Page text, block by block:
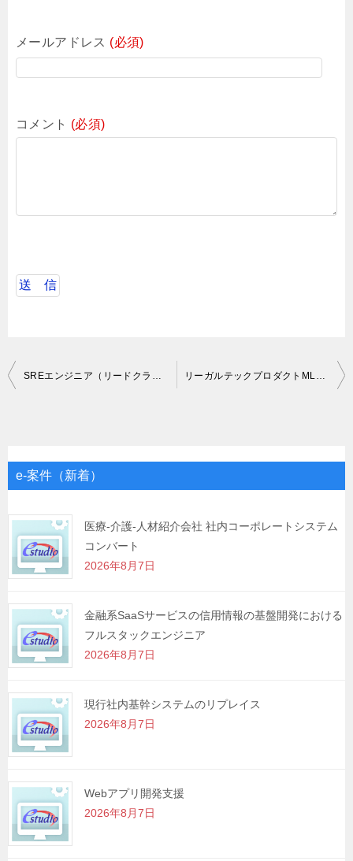
メールアドレス (必須)
コメント (必須)
投
ゲ
シ
ョ
ン
SREエンジニア（リードクラス） リーガルテックプロダクトMLエンジニア募集
e-案件（新着）
医療-介護-人材紹介会社 社内コーポレートシステム
コンバート
2026年8月7日
金融系SaaSサービスの信用情報の基盤開発における
フルスタックエンジニア
2026年8月7日
現行社内基幹システムのリプレイス
2026年8月7日
Webアプリ開発支援
2026年8月7日